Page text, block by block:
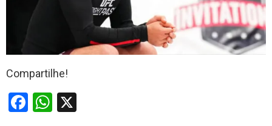
Compartilhe!
F
W